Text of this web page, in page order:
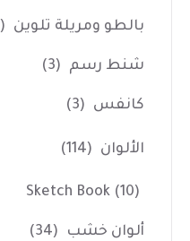
بالطو ومريلة تلوين (1)
شنط رسم (3)
كانفس (3)
الألوان (114)
Sketch Book (10)
ألوان خشب (34)